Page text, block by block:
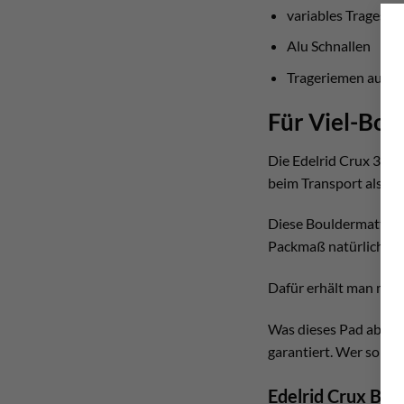
variables
Alu Schnallen
Trageriemen aus
Für Viel-
Die Edelrid Crux 3
beim Transport als
Diese Bouldermatte
Packmaß natürlich
Dafür erhält man
Was dieses Pad aber
garantiert. Wer sonst
Edelrid Crux